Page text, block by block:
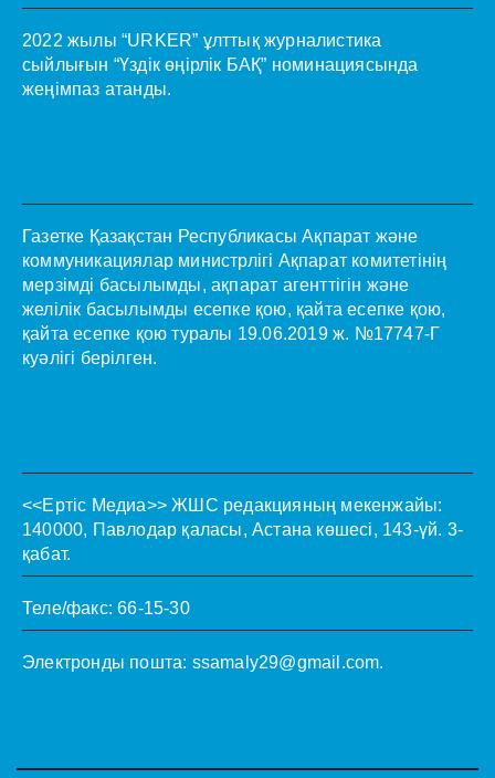
2022 жылы “URKER” ұлттық журналистика
сыйлығын “Үздік өңірлік БАҚ” номинациясында
жеңімпаз атанды.
Газетке Қазақстан Республикасы Ақпарат және
коммуникациялар министрлігі Ақпарат комитетінің
мерзімді басылымды, ақпарат агенттігін және
желілік басылымды есепке қою, қайта есепке қою,
қайта есепке қою туралы 19.06.2019 ж. №17747-Г
куәлігі берілген.
<<Ертіс Медиа>> ЖШС редакцияның мекенжайы:
140000, Павлодар қаласы, Астана көшесі, 143-үй. 3-
қабат.
Теле/факс: 66-15-30
Электронды пошта: ssamaly29@gmail.com.